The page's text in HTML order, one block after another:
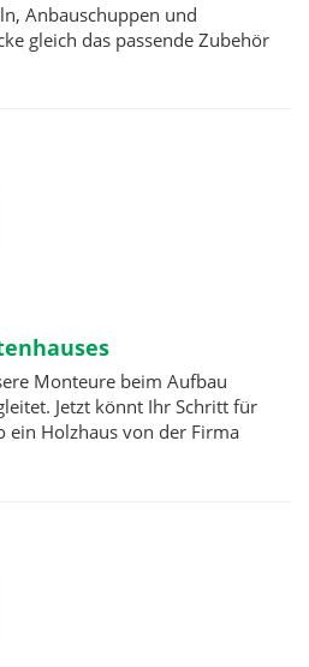
Anbauschuppen und
gleich das passende Zubehör
Monteure beim Aufbau
Jetzt könnt Ihr Schritt für
ein Holzhaus von der Firma